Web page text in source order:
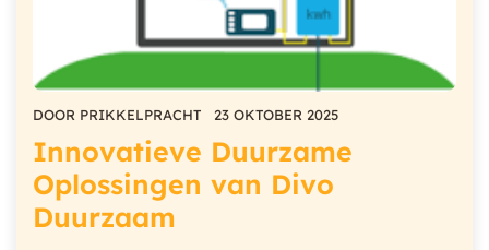
DOOR PRIKKELPRACHT 23 OKTOBER 2025
Innovatieve Duurzame
Oplossingen van Divo
Duurzaam